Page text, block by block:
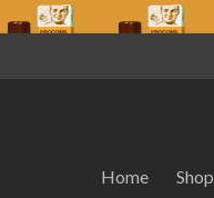
Home Shop